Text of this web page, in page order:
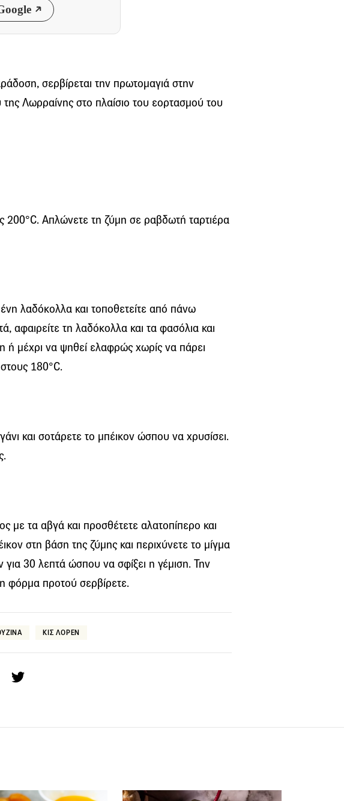
σερβίρεται την πρωτομαγιά στην
Λωρραίνης στο πλαίσιο του εορτασμού του
200°C. Απλώνετε τη ζύμη σε ραβδωτή ταρτιέρα
λαδόκολλα και τοποθετείτε από πάνω
αφαιρείτε τη λαδόκολλα και τα φασόλια και
ή μέχρι να ψηθεί ελαφρώς χωρίς να πάρει
180°C.
και σοτάρετε το μπέικον ώσπου να χρυσίσει.
με τα αβγά και προσθέτετε αλατοπίπερο και
στη βάση της ζύμης και περιχύνετε το μίγμα
30 λεπτά ώσπου να σφίξει η γέμιση. Την
φόρμα προτού σερβίρετε.
ΚΙΣ ΛΟΡΕΝ